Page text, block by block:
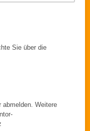
Sie über die
Weitere